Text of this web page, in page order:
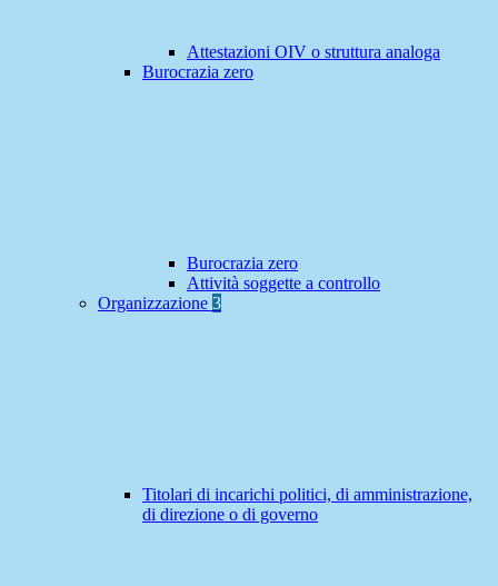
Attestazioni OIV o struttura analoga
Burocrazia zero
Burocrazia zero
Attività soggette a controllo
Organizzazione 3
Titolari di incarichi politici, di amministrazione,
di direzione o di governo